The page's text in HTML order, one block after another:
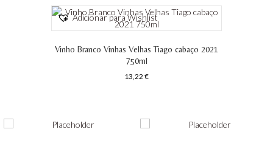
Adicionar para Wishlist
Vinho Branco Vinhas Velhas Tiago cabaço 2021
750ml
13,22 €